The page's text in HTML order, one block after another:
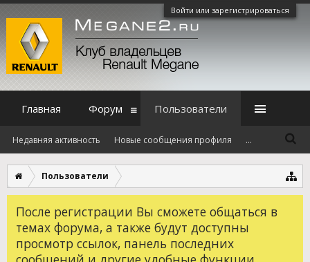
Войти или зарегистрироваться
Пользователи
После регистрации Вы сможете общаться в
темах форума, а также будут доступны
просмотр ссылок, панель последних
Главная Форум Пользователи
Недавняя активность Новые сообщения профиля ...